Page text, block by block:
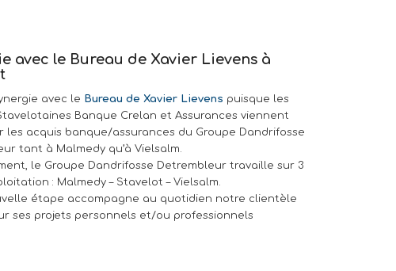
avec le Bureau de Xavier Lievens à
avec le Bureau de Xavier Lievens puisque les
Banque Crelan et Assurances viennent
les acquis banque/assurances du Groupe Dandrifosse
tant à Malmedy qu’à Vielsalm.
le Groupe Dandrifosse Detrembleur travaille sur 3
: Malmedy – Stavelot – Vielsalm.
étape accompagne au quotidien notre clientèle
ses projets personnels et/ou professionnels